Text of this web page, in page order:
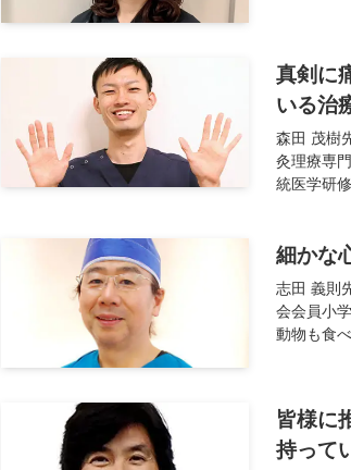
真剣に
いる治
森田 茂樹
灸理療専
統医学研
細かな
志田 義則
会会員小
動物も食
皆様に
持って